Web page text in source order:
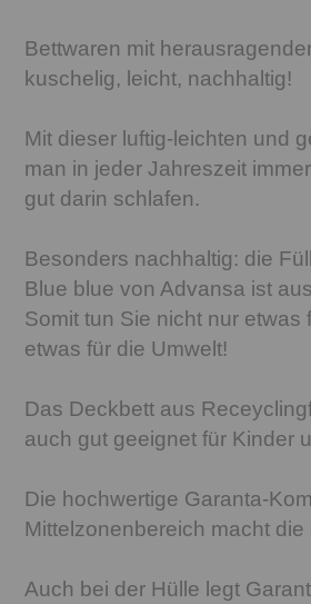
Bettwaren mit
kuschelig, leicht, nachhaltig!
Mit dieser luftig-leichten und
man in jeder Jahreszeit
gut darin schlafen.
Besonders nachhaltig: die
Blue blue von Advansa ist
Somit tun Sie nicht nur
etwas für die Umwelt!
Das Deckbett aus
auch gut geeignet für Kinder
Die hochwertige Garanta-
Mittelzonenbereich macht
Auch bei der Hülle legt